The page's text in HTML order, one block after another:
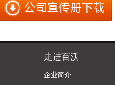
走进百沃
企业简介